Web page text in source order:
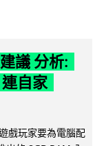
議 分析:
自家
戲玩家要為電腦配